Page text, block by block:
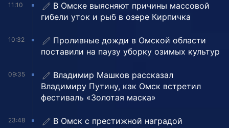
11:10
В Омске выясняют причины массовой
гибели уток и рыб в озере Кирпичка
10:32
Проливные дожди в Омской области
поставили на паузу уборку озимых культур
09:35
Владимир Машков рассказал
Владимиру Путину, как Омск встретил
фестиваль «Золотая маска»
23:48
В Омск с престижной наградой